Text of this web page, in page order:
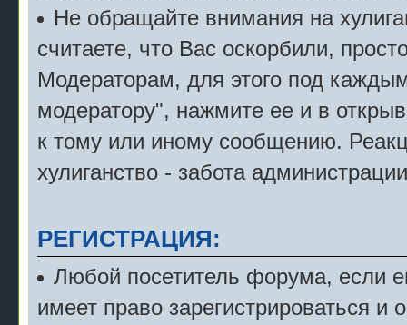
Не обращайте внимания на
считаете, что Вас оскорбили,
Модераторам, для этого под
модератору", нажмите ее и в
к тому или иному сообщению.
хулиганство - забота
РЕГИСТРАЦИЯ:
Любой посетитель форума, если
имеет право зарегистрироваться и